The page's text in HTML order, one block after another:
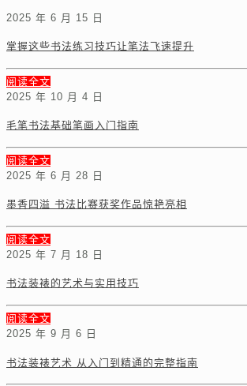
2025 年 6 月 15 日
掌握这些书法练习技巧让笔法飞速提升
阅读全文
2025 年 10 月 4 日
毛笔书法基础笔画入门指南
阅读全文
2025 年 6 月 28 日
墨香四溢 书法比赛获奖作品惊艳亮相
阅读全文
2025 年 7 月 18 日
书法装裱的艺术与实用技巧
阅读全文
2025 年 9 月 6 日
书法装裱艺术 从入门到精通的完整指南